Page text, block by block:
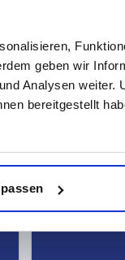
geben wir
Analysen weiter.
bereitgestellt
PRODOTTI